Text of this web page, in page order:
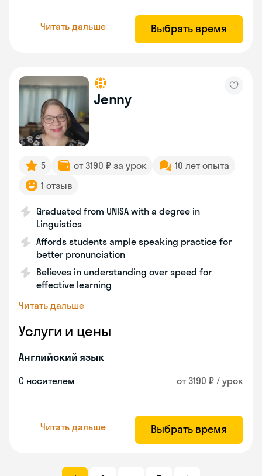
Читать дальше Выбрать время
Jenny
5 от 3190 ₽ за урок
10 лет опыта
1 отзыв
Graduated from UNISA with a degree in
Linguistics
Affords students ample speaking practice for
better pronunciation
Believes in understanding over speed for
effective learning
Читать дальше
Услуги и цены
Английский язык
С носителем от 3190 ₽ / урок
Читать дальше Выбрать время